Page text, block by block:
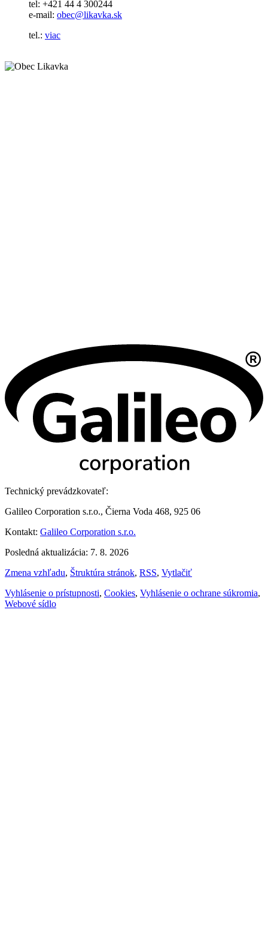
tel: +421 44 4 300244
e-mail: obec@likavka.sk
tel.: viac
Technický prevádzkovateľ:
Galileo Corporation s.r.o., Čierna Voda 468, 925 06
Kontakt: Galileo Corporation s.r.o.
Posledná aktualizácia: 7. 8. 2026
Zmena vzhľadu, Štruktúra stránok, RSS, Vytlačiť
Vyhlásenie o prístupnosti, Cookies, Vyhlásenie o ochrane súkromia,
Webové sídlo